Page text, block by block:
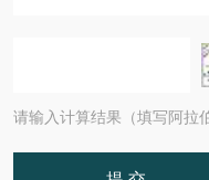
请输入计算结果（填写阿拉